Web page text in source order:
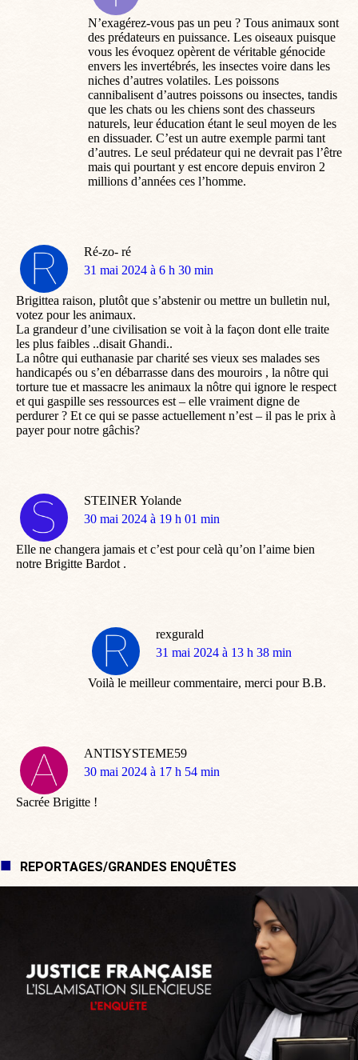
N’exagérez-vous pas un peu ? Tous animaux sont
des prédateurs en puissance. Les oiseaux puisque
vous les évoquez opèrent de véritable génocide
envers les invertébrés, les insectes voire dans les
niches d’autres volatiles. Les poissons
cannibalisent d’autres poissons ou insectes, tandis
que les chats ou les chiens sont des chasseurs
naturels, leur éducation étant le seul moyen de les
en dissuader. C’est un autre exemple parmi tant
d’autres. Le seul prédateur qui ne devrait pas l’être
mais qui pourtant y est encore depuis environ 2
millions d’années ces l’homme.
Ré-zo- ré
dit
31 mai 2024 à 6 h 30 min
Brigittea raison, plutôt que s’abstenir ou mettre un bulletin nul,
votez pour les animaux.
La grandeur d’une civilisation se voit à la façon dont elle traite
les plus faibles ..disait Ghandi..
La nôtre qui euthanasie par charité ses vieux ses malades ses
handicapés ou s’en débarrasse dans des mouroirs , la nôtre qui
torture tue et massacre les animaux la nôtre qui ignore le respect
et qui gaspille ses ressources est – elle vraiment digne de
perdurer ? Et ce qui se passe actuellement n’est – il pas le prix à
payer pour notre gâchis?
STEINER Yolande
dit
30 mai 2024 à 19 h 01 min
Elle ne changera jamais et c’est pour celà qu’on l’aime bien
notre Brigitte Bardot .
rexgurald
dit
31 mai 2024 à 13 h 38 min
Voilà le meilleur commentaire, merci pour B.B.
ANTISYSTEME59
dit
30 mai 2024 à 17 h 54 min
Sacrée Brigitte !
REPORTAGES/GRANDES ENQUÊTES